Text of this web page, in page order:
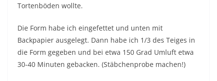
Tortenböden wollte.
Die Form habe ich eingefettet und unten mit
Backpapier ausgelegt. Dann habe ich 1/3 des Teiges in
die Form gegeben und bei etwa 150 Grad Umluft etwa
30-40 Minuten gebacken. (Stäbchenprobe machen!)